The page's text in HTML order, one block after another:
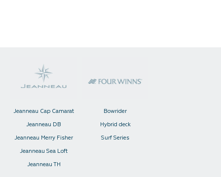
Jeanneau Cap Camarat
Jeanneau DB
Jeanneau Merry Fisher
Jeanneau Sea Loft
Jeanneau TH
Bowrider
Hybrid deck
Surf Series